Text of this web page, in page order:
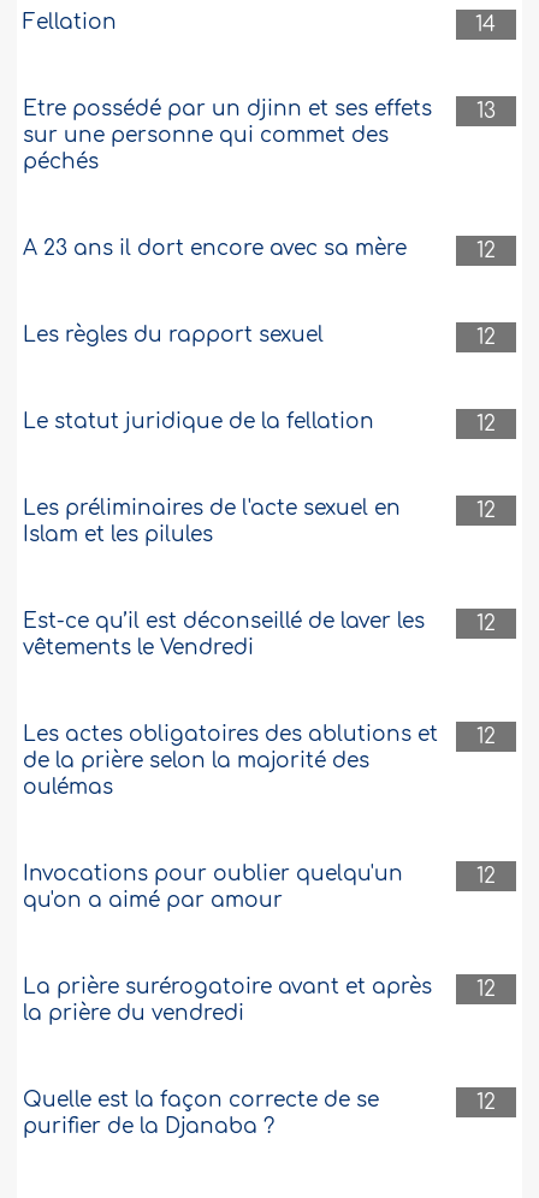
14
Fellation
13
Etre possédé par un djinn et ses effets
sur une personne qui commet des
péchés
12
A 23 ans il dort encore avec sa mère
12
Les règles du rapport sexuel
12
Le statut juridique de la fellation
12
Les préliminaires de l'acte sexuel en
Islam et les pilules
12
Est-ce qu’il est déconseillé de laver les
vêtements le Vendredi
12
Les actes obligatoires des ablutions et
de la prière selon la majorité des
oulémas
12
Invocations pour oublier quelqu'un
qu'on a aimé par amour
12
La prière surérogatoire avant et après
la prière du vendredi
12
Quelle est la façon correcte de se
purifier de la Djanaba ?